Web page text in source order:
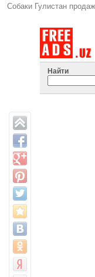
Собаки Гулистан
Найти